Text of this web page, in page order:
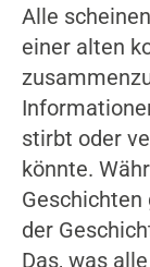
Alle
einer alten
stirbt oder
könnte.
der
Das, was